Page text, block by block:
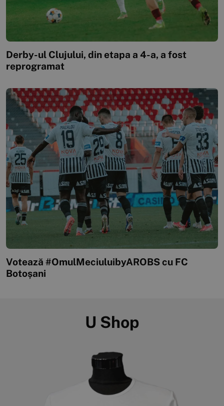
Derby-ul Clujului, din etapa a 4-a, a fost
reprogramat
Votează #OmulMeciuluibyAROBS cu FC
Botoșani
U Shop